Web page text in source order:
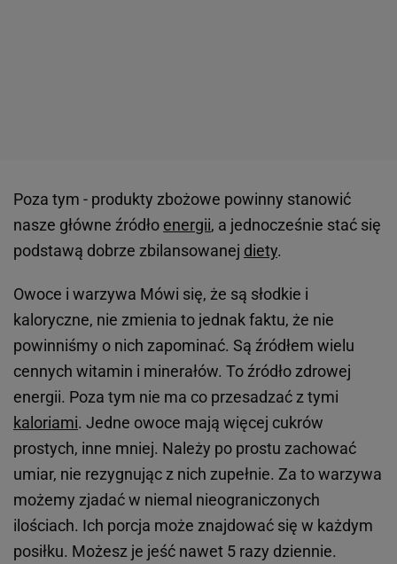
Poza tym - produkty zbożowe powinny stanowić
nasze główne źródło energii, a jednocześnie stać się
podstawą dobrze zbilansowanej diety.
Owoce i warzywa Mówi się, że są słodkie i
kaloryczne, nie zmienia to jednak faktu, że nie
powinniśmy o nich zapominać. Są źródłem wielu
cennych witamin i minerałów. To źródło zdrowej
energii. Poza tym nie ma co przesadzać z tymi
kaloriami. Jedne owoce mają więcej cukrów
prostych, inne mniej. Należy po prostu zachować
umiar, nie rezygnując z nich zupełnie. Za to warzywa
możemy zjadać w niemal nieograniczonych
ilościach. Ich porcja może znajdować się w każdym
posiłku. Możesz je jeść nawet 5 razy dziennie.